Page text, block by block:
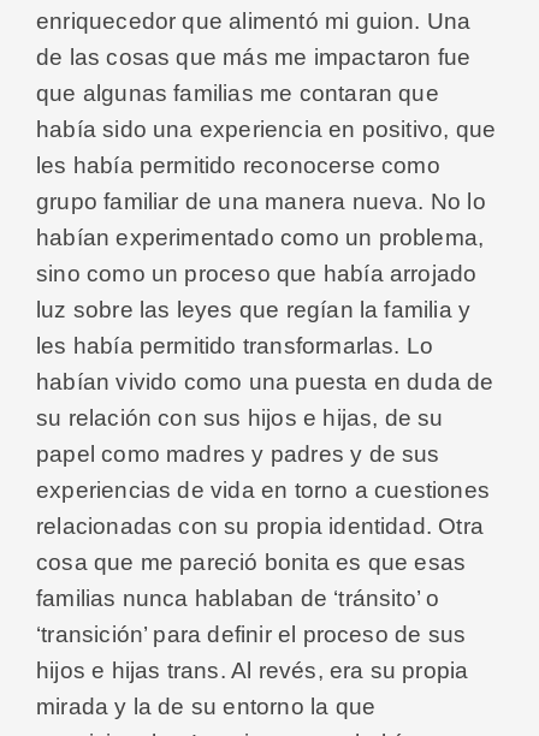
enriquecedor que alimentó mi guion. Una
de las cosas que más me impactaron fue
que algunas familias me contaran que
había sido una experiencia en positivo, que
les había permitido reconocerse como
grupo familiar de una manera nueva. No lo
habían experimentado como un problema,
sino como un proceso que había arrojado
luz sobre las leyes que regían la familia y
les había permitido transformarlas. Lo
habían vivido como una puesta en duda de
su relación con sus hijos e hijas, de su
papel como madres y padres y de sus
experiencias de vida en torno a cuestiones
relacionadas con su propia identidad. Otra
cosa que me pareció bonita es que esas
familias nunca hablaban de ‘tránsito’ o
‘transición’ para definir el proceso de sus
hijos e hijas trans. Al revés, era su propia
mirada y la de su entorno la que